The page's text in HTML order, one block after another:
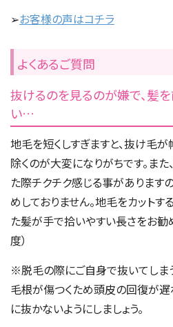
➢お客様の声はコチラ
よくあるご質問
抜けるのを見るのが嫌で、髪
い…
地毛を短くしすぎますと、抜け毛
除くのが大変になりがちです。ま
た際チクチク感じる事があります
めしておりません。地毛をカットす
た髪が手で拾いやすい長さをお勧
度）
※脱毛の際にご自身で抜いてしま
毛根が傷つくため頭皮の回復が遅
に抜かないようにしましょう。